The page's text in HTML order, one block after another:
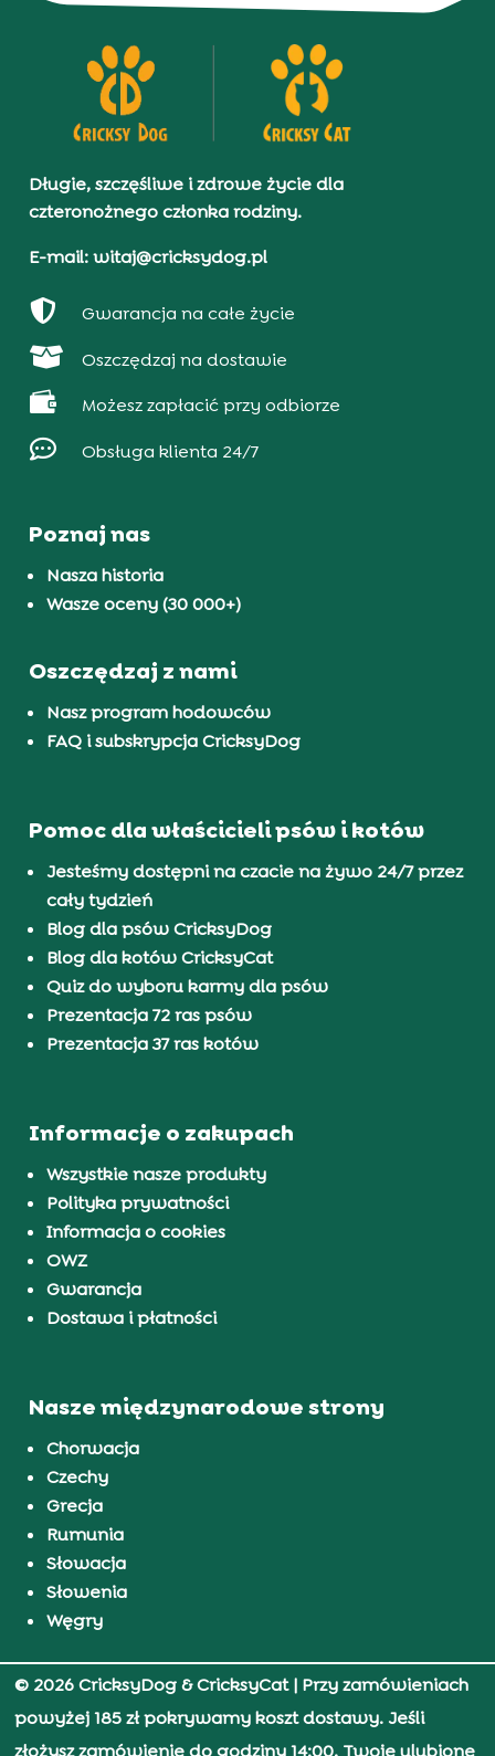
Długie, szczęśliwe i zdrowe życie dla
czteronożnego członka rodziny.
E-mail: witaj@cricksydog.pl
 Gwarancja na całe życie
 Oszczędzaj na dostawie
 Możesz zapłacić przy odbiorze
 Obsługa klienta 24/7
Poznaj nas
Nasza historia
Wasze oceny (30 000+)
Oszczędzaj z nami
Nasz program hodowców
FAQ i subskrypcja CricksyDog
Pomoc dla właścicieli psów i kotów
Jesteśmy dostępni na czacie na żywo 24/7 przez
cały tydzień
Blog dla psów CricksyDog
Blog dla kotów CricksyCat
Quiz do wyboru karmy dla psów
Prezentacja 72 ras psów
Prezentacja 37 ras kotów
Informacje o zakupach
Wszystkie nasze produkty
Polityka prywatności
Informacja o cookies
OWZ
Gwarancja
Dostawa i płatności
Nasze międzynarodowe strony
Chorwacja
Czechy
Grecja
Rumunia
Słowacja
Słowenia
Węgry
© 2026 CricksyDog & CricksyCat| Przy zamówieniach
powyżej 185 zł pokrywamy koszt dostawy. Jeśli
złożysz zamówienie do godziny 14:00, Twoje ulubione